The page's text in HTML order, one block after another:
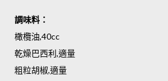
調味料：
橄欖油,40cc
乾燥巴西利,適量
粗粒胡椒,適量